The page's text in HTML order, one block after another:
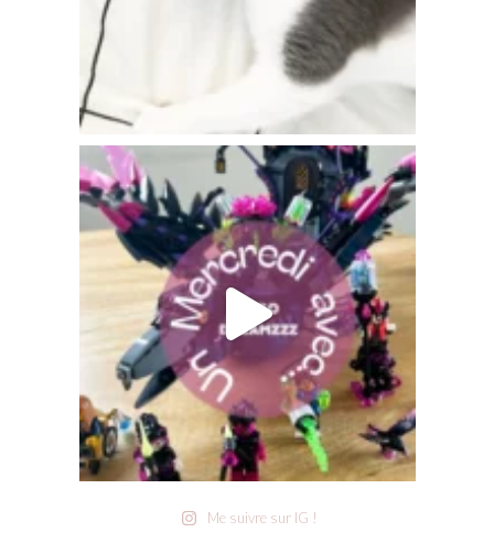
Me suivre sur IG !